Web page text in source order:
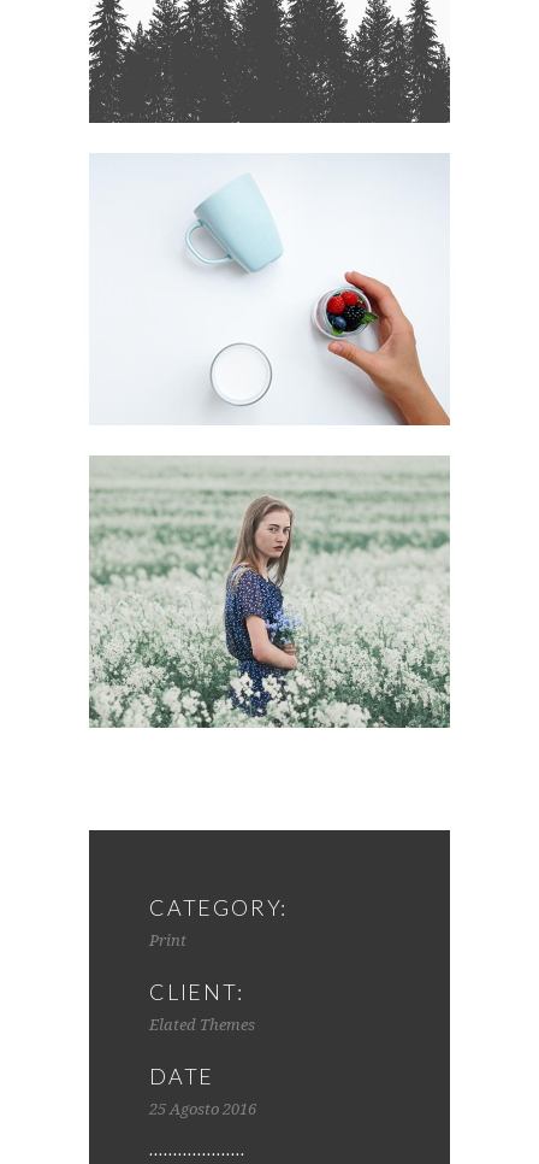
CATEGORY:
Print
CLIENT:
Elated Themes
DATE
25 Agosto 2016